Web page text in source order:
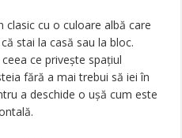
clasic cu o culoare albă care
stai la casă sau la bloc.
ce priveşte spaţiul
fără a mai trebui să iei în
a deschide o uşă cum este